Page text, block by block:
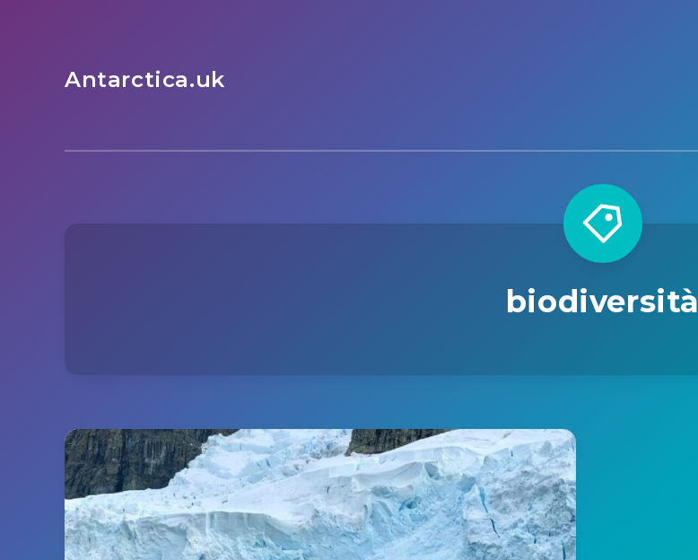
Antarctica.uk
biodiversità